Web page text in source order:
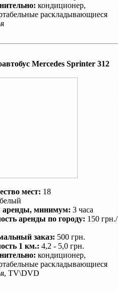
: кондиционер,
раскладывающиеся
Mеrcedes Sprinter 312
мест: 18
белый
аренды, минимум: 3 часа
аренды по городу: 150 грн./
заказ: 500 грн.
1 км.: 4,2 - 5,0 грн.
: кондиционер,
раскладывающиеся
TV\DVD